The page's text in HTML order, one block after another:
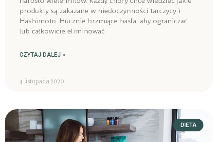
produkty są zakazane w niedoczynności tarczycy i
Hashimoto. Hucznie brzmiące hasła, aby ograniczać
lub całkowicie eliminować
CZYTAJ DALEJ »
4 listopada 2020
DIETA